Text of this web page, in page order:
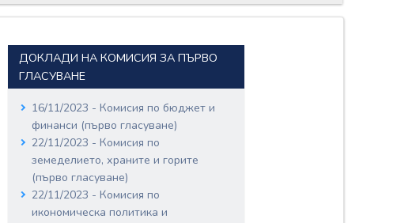
ДОКЛАДИ НА КОМИСИЯ ЗА ПЪРВО
ГЛАСУВАНЕ
16/11/2023 - Комисия по бюджет и
финанси (първо гласуване)
22/11/2023 - Комисия по
земеделието, храните и горите
(първо гласуване)
22/11/2023 - Комисия по
икономическа политика и